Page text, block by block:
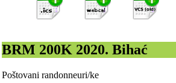
BRM 200K 2020. Bihać
Poštovani randonneuri/ke